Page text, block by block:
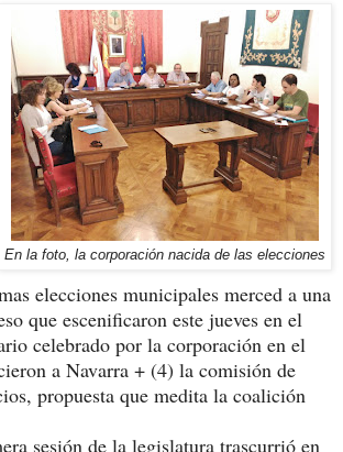
En la foto, la corporación nacida de las elecciones
elecciones municipales merced a una
que escenificaron este jueves en el
celebrado por la corporación en el
a Navarra + (4) la comisión de
propuesta que medita la coalición
sesión de la legislatura trascurrió en